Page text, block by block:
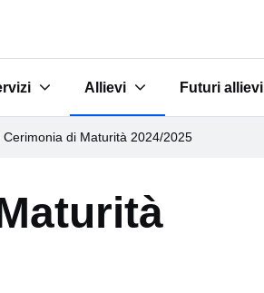
for "Servizi"
Allievi
Submenu for "Allievi"
Futuri allievi
Cerimonia di Maturità 2024/2025